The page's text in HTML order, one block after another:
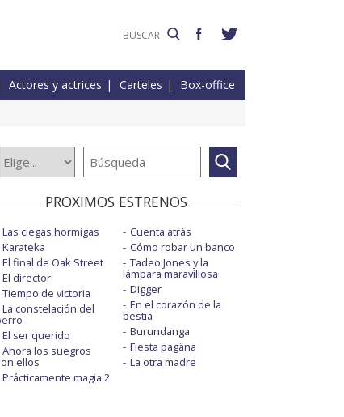
Actores y actrices Carteles Box-office
PROXIMOS ESTRENOS
Las ciegas hormigas
Karateka
El final de Oak Street
El director
Tiempo de victoria
La constelación del
El ser querido
Ahora los suegros
ellos
Prácticamente magia 2
Cuenta atrás
Cómo robar un banco
Tadeo Jones y la
lámpara maravillosa
Digger
En el corazón de la
bestia
Burundanga
Fiesta pagäna
La otra madre